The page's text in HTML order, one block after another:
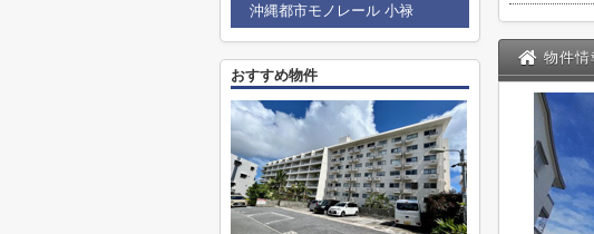
物件情
沖縄都市モノレール 小禄
おすすめ物件